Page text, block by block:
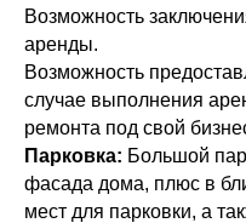
Возможность
аренды.
Возможность
случае выполнения
ремонта под свой
Парковка: Большой
фасада дома, плюс в
мест для парковки, а